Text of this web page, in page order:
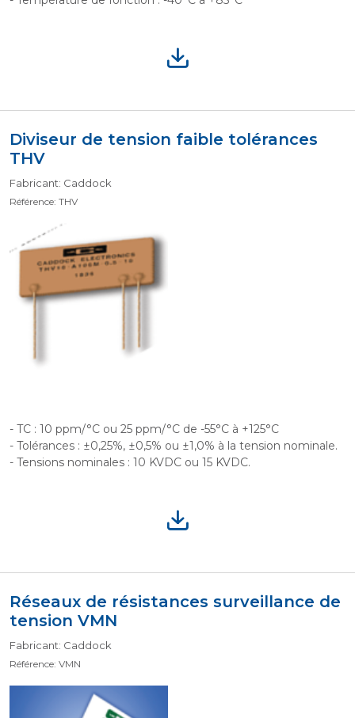
Diviseur de tension faible tolérances
THV
Fabricant: Caddock
Référence: THV
- TC : 10 ppm/°C ou 25 ppm/°C de -55°C à +125°C
- Tolérances : ±0,25%, ±0,5% ou ±1,0% à la tension nominale.
- Tensions nominales : 10 KVDC ou 15 KVDC.
Réseaux de résistances surveillance de
tension VMN
Fabricant: Caddock
Référence: VMN